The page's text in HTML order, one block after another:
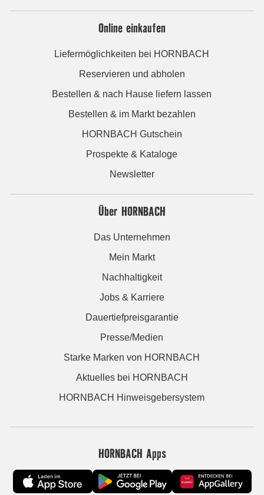
Online einkaufen
Liefermöglichkeiten bei HORNBACH
Reservieren und abholen
Bestellen & nach Hause liefern lassen
Bestellen & im Markt bezahlen
HORNBACH Gutschein
Prospekte & Kataloge
Newsletter
Über HORNBACH
Das Unternehmen
Mein Markt
Nachhaltigkeit
Jobs & Karriere
Dauertiefpreisgarantie
Presse/Medien
Starke Marken von HORNBACH
Aktuelles bei HORNBACH
HORNBACH Hinweisgebersystem
HORNBACH Apps